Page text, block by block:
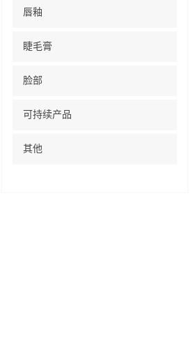
唇釉
睫毛膏
脸部
可持续产品
其他